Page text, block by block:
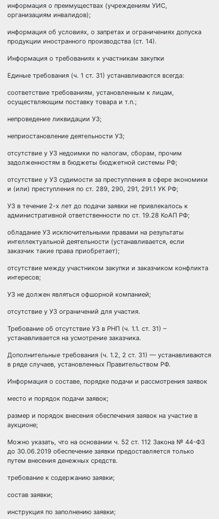
информация о преимуществах (учреждениям УИС,
организациям инвалидов);
информация об условиях, о запретах и ограничениях допуска
продукции иностранного производства (ст. 14).
Информация о требованиях к участникам закупки
Единые требования (ч. 1 ст. 31) устанавливаются всегда:
соответствие требованиям, установленным к лицам,
осуществляющим поставку товара и т.п.;
непроведение ликвидации УЗ;
неприостановление деятельности УЗ;
отсутствие у УЗ недоимки по налогам, сборам, прочим
задолженностям в бюджеты бюджетной системы РФ;
отсутствие у УЗ судимости за преступления в сфере экономики
и (или) преступления по ст. 289, 290, 291, 291.1 УК РФ;
УЗ в течение 2-х лет до подачи заявки не привлекалось к
административной ответственности по ст. 19.28 КоАП РФ;
обладание УЗ исключительными правами на результаты
интеллектуальной деятельности (устанавливается, если
заказчик такие права приобретает);
отсутствие между участником закупки и заказчиком конфликта
интересов;
УЗ не должен являться офшорной компанией;
отсутствие у УЗ ограничений для участия.
Требование об отсутствие УЗ в РНП (ч. 1.1. ст. 31) –
устанавливается на усмотрение заказчика.
Дополнительные требования (ч. 1.2, 2 ст. 31) — устанавливаются
в ряде случаев, установленных Правительством РФ.
Информация о составе, порядке подачи и рассмотрения заявок
место и порядок подачи заявок;
размер и порядок внесения обеспечения заявок на участие в
аукционе;
Можно указать, что на основании ч. 52 ст. 112 Закона № 44-ФЗ
до 30.06.2019 обеспечение заявки предоставляется только
путем внесения денежных средств.
требование к содержанию заявки;
состав заявки;
инструкция по заполнению заявки;